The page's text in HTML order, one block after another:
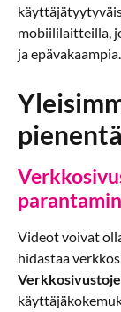
mobiililaitteilla,
ja epävakaampia.
Videot voivat
hidastaa